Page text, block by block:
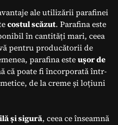
ale utilizării parafinei
costul scăzut. Parafina este
în cantități mari, ceea
pentru producătorii de
parafina esteușor de
că poate fi încorporată într-
de la creme și loțiuni
și sigură, ceea ce înseamnă